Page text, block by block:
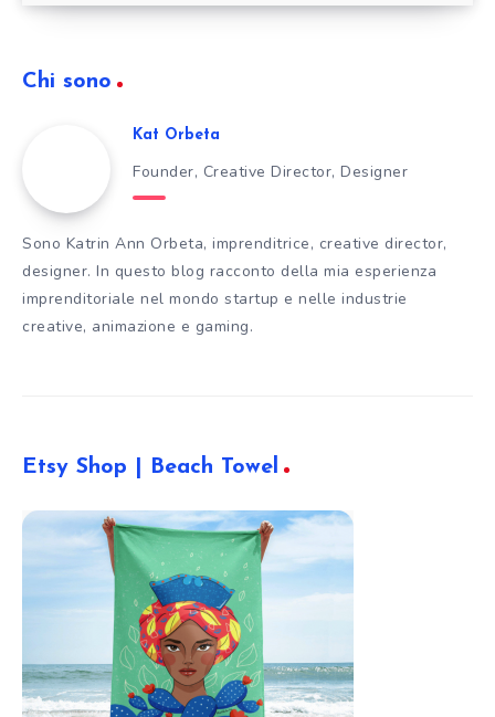
Chi sono
Kat Orbeta
Founder, Creative Director, Designer
Sono Katrin Ann Orbeta, imprenditrice, creative director,
designer. In questo blog racconto della mia esperienza
imprenditoriale nel mondo startup e nelle industrie
creative, animazione e gaming.
Etsy Shop | Beach Towel